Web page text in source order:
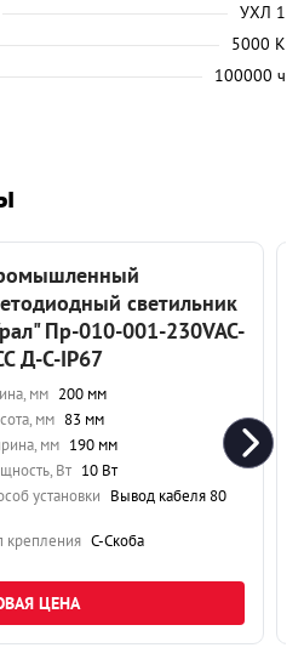
УХЛ 1
5000 K
100000 ч
светильник
Пр-010-001-230VAC-
Д-С-IP67
мм 200 мм
мм 83 мм
мм 190 мм
Вт 10 Вт
установки Вывод кабеля 80
крепления С-Скоба
ЦЕНА